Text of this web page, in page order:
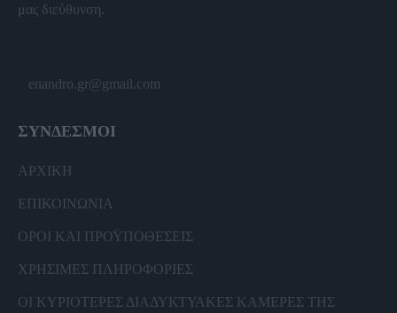
μας διεύθυνση.
enandro.gr@gmail.com
ΣΥΝΔΕΣΜΟΙ
ΑΡΧΙΚΗ
ΕΠΙΚΟΙΝΩΝΙΑ
ΟΡΟΙ ΚΑΙ ΠΡΟΫΠΟΘΕΣΕΙΣ
ΧΡΗΣΙΜΕΣ ΠΛΗΡΟΦΟΡΙΕΣ
ΟΙ ΚΥΡΙΟΤΕΡΕΣ ΔΙΑΔΥΚΤΥΑΚΕΣ ΚΑΜΕΡΕΣ ΤΗΣ